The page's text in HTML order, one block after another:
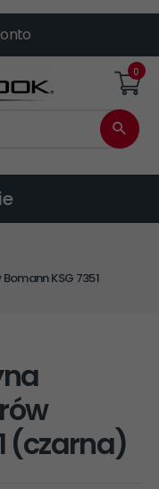
0
KSG 7351
(czarna)